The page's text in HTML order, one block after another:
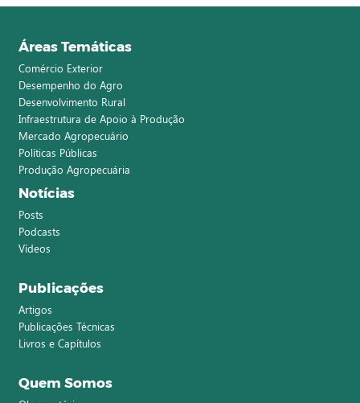
Áreas Temáticas
Comércio Exterior
Desempenho do Agro
Desenvolvimento Rural
Infraestrutura de Apoio à Produção
Mercado Agropecuário
Políticas Públicas
Produção Agropecuária
Notícias
Posts
Podcasts
Vídeos
Publicações
Artigos
Publicações Técnicas
Livros e Capítulos
Quem Somos